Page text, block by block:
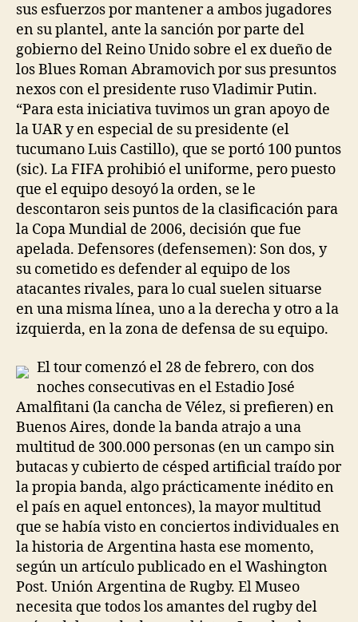
sus esfuerzos por mantener a ambos jugadores
en su plantel, ante la sanción por parte del
gobierno del Reino Unido sobre el ex dueño de
los Blues Roman Abramovich por sus presuntos
nexos con el presidente ruso Vladimir Putin.
“Para esta iniciativa tuvimos un gran apoyo de
la UAR y en especial de su presidente (el
tucumano Luis Castillo), que se portó 100 puntos
(sic). La FIFA prohibió el uniforme, pero puesto
que el equipo desoyó la orden, se le
descontaron seis puntos de la clasificación para
la Copa Mundial de 2006, decisión que fue
apelada. Defensores (defensemen): Son dos, y
su cometido es defender al equipo de los
atacantes rivales, para lo cual suelen situarse
en una misma línea, uno a la derecha y otro a la
izquierda, en la zona de defensa de su equipo.
El tour comenzó el 28 de febrero, con dos
noches consecutivas en el Estadio José
Amalfitani (la cancha de Vélez, si prefieren) en
Buenos Aires, donde la banda atrajo a una
multitud de 300.000 personas (en un campo sin
butacas y cubierto de césped artificial traído por
la propia banda, algo prácticamente inédito en
el país en aquel entonces), la mayor multitud
que se había visto en conciertos individuales en
la historia de Argentina hasta ese momento,
según un artículo publicado en el Washington
Post. Unión Argentina de Rugby. El Museo
necesita que todos los amantes del rugby del